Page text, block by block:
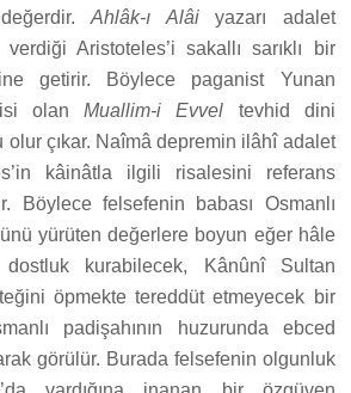
değerdir.Ahlâk-ı Alâiyazarı adalet
Aristoteles’i sakallı sarıklı bir
getirir. Böylece paganist Yunan
olanMuallim-i Evvel tevhid dini
olur çıkar. Naîmâ depremin ilâhî adalet
kâinâtla ilgili risalesini referans
Böylece felsefenin babası Osmanlı
yürüten değerlere boyun eğer hâle
kurabilecek, Kânûnî Sultan
öpmekte tereddüt etmeyecek bir
padişahının huzurunda ebced
görülür. Burada felsefenin olgunluk